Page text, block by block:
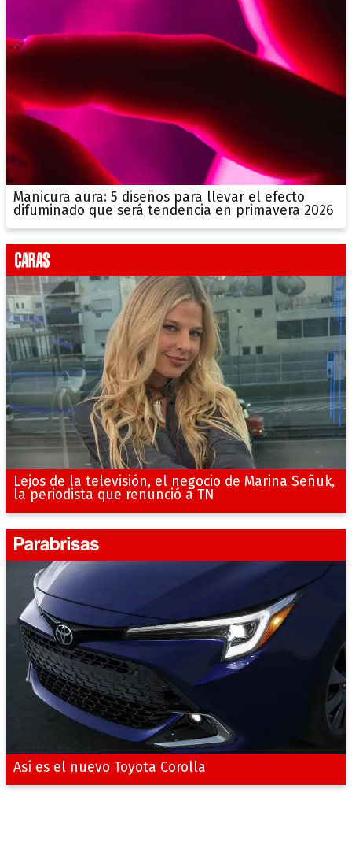
Manicura aura: 5 diseños para llevar el efecto
difuminado que será tendencia en primavera 2026
Lejos de la televisión, el negocio de Marina Señuk,
la periodista que renunció a TN
Así es el nuevo Toyota Corolla